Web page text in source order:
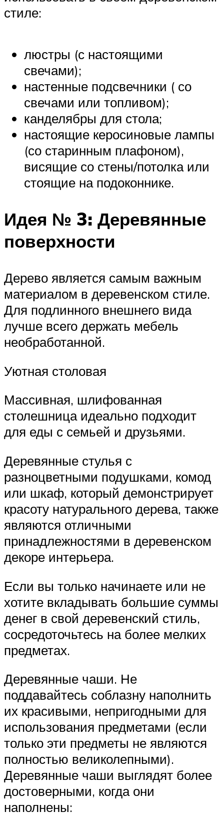
стиле:
люстры (с настоящими
свечами);
настенные подсвечники ( со
свечами или топливом);
канделябры для стола;
настоящие керосиновые лампы
(со старинным плафоном),
висящие со стены/потолка или
стоящие на подоконнике.
Идея № 3: Деревянные
поверхности
Дерево является самым важным
материалом в деревенском стиле.
Для подлинного внешнего вида
лучше всего держать мебель
необработанной.
Уютная столовая
Массивная, шлифованная
столешница идеально подходит
для еды с семьей и друзьями.
Деревянные стулья с
разноцветными подушками, комод
или шкаф, который демонстрирует
красоту натурального дерева, также
являются отличными
принадлежностями в деревенском
декоре интерьера.
Если вы только начинаете или не
хотите вкладывать большие суммы
денег в свой деревенский стиль,
сосредоточьтесь на более мелких
предметах.
Деревянные чаши. Не
поддавайтесь соблазну наполнить
их красивыми, непригодными для
использования предметами (если
только эти предметы не являются
полностью великолепными).
Деревянные чаши выглядят более
достоверными, когда они
наполнены: